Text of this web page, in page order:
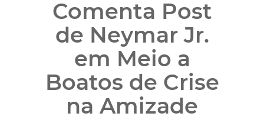
Comenta Post
de Neymar Jr.
em Meio a
Boatos de Crise
na Amizade